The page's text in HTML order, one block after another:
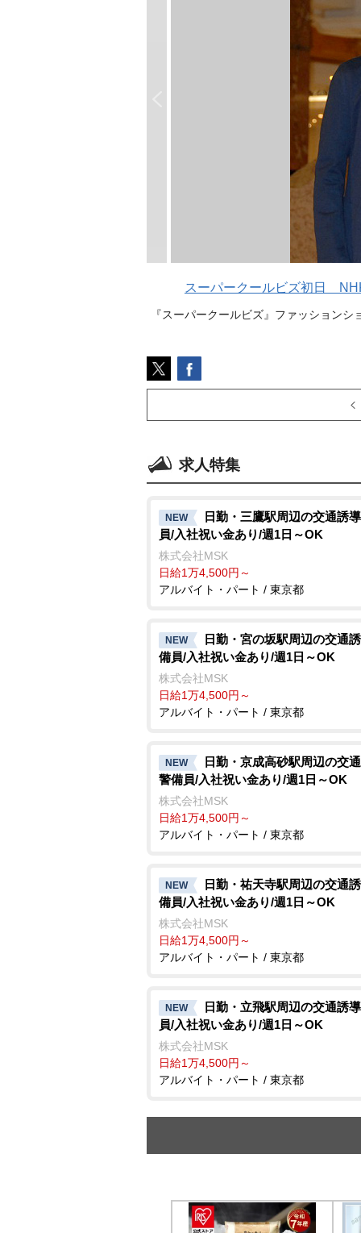
スーパークールビズ初日
『スーパークールビズ』ファッション
求人特集
NEW
日勤・三鷹駅周辺の交通誘
員/入社祝い金あり/週1日～OK
株式会社MSK
日給1万4,500円～
アルバイト・パート / 東京都
NEW
日勤・宮の坂駅周辺の交通
備員/入社祝い金あり/週1日～OK
株式会社MSK
日給1万4,500円～
アルバイト・パート / 東京都
NEW
日勤・京成高砂駅周辺の交
警備員/入社祝い金あり/週1日～OK
株式会社MSK
日給1万4,500円～
アルバイト・パート / 東京都
NEW
日勤・祐天寺駅周辺の交通
備員/入社祝い金あり/週1日～OK
株式会社MSK
日給1万4,500円～
アルバイト・パート / 東京都
NEW
日勤・立飛駅周辺の交通誘
員/入社祝い金あり/週1日～OK
株式会社MSK
日給1万4,500円～
アルバイト・パート / 東京都